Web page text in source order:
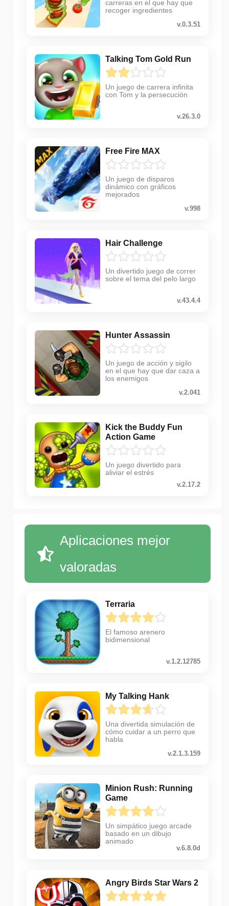
carreras en el que hay que
recoger ingredientes
v.0.3.51
Talking Tom Gold Run
Un juego de carrera infinita
con Tom y la persecución
v.26.3.0
Free Fire MAX
Un juego de disparos
dinámico con gráficos
mejorados
v.998
Hair Challenge
Un divertido juego de correr
sobre el tema del pelo largo
v.43.4.4
Hunter Assassin
Un juego de acción y sigilo
en el que hay que dar caza a
los enemigos
v.2.041
Kick the Buddy Fun
Action Game
Un juego divertido para
aliviar el estrés
v.2.17.2
Aplicaciones mejor
valoradas
Terraria
El famoso arenero
bidimensional
v.1.2.12785
My Talking Hank
Una divertida simulación de
cómo cuidar a un perro que
habla
v.2.1.3.159
Minion Rush: Running
Game
Un simpático juego arcade
basado en un dibujo
animado
v.6.8.0d
Angry Birds Star Wars 2